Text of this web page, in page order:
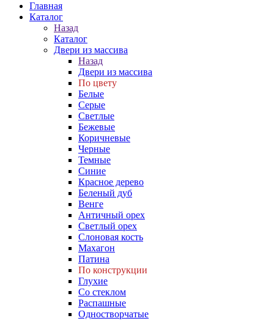
Главная
Каталог
Назад
Каталог
Двери из массива
Назад
Двери из массива
По цвету
Белые
Серые
Светлые
Бежевые
Коричневые
Черные
Темные
Синие
Красное дерево
Беленый дуб
Венге
Античный орех
Светлый орех
Слоновая кость
Махагон
Патина
По конструкции
Глухие
Со стеклом
Распашные
Одностворчатые